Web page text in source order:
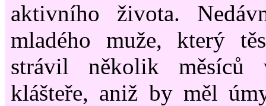
aktivního života.
mladého muže, který
strávil několik měsíců
klášteře, aniž by měl